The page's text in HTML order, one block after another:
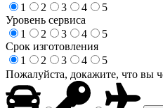
1
2 3 4
5
Уровень сервиса
1
2 3 4
5
Срок изготовления
1
2 3 4
5
Пожалуйста, докажите, что вы